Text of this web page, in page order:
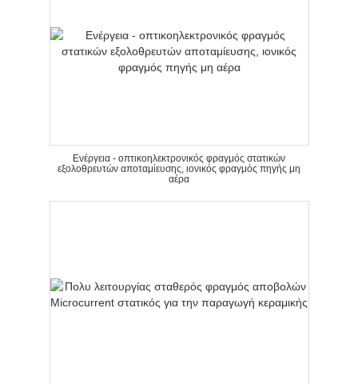
Ενέργεια - οπτικοηλεκτρονικός φραγμός στατικών
εξολοθρευτών αποταμίευσης, ιονικός φραγμός πηγής μη
αέρα